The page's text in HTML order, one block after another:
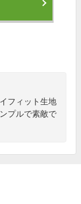
フィット生地
プルで素敵で